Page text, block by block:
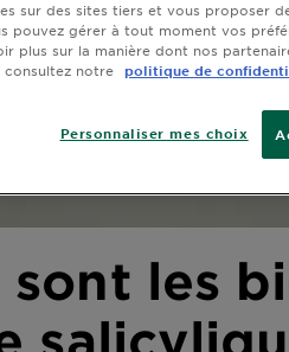
sont les
sur des sites tiers et vous proposer
pouvez gérer à tout moment vos
plus sur la manière dont nos
consultez notre
politique de
Personnaliser mes choix